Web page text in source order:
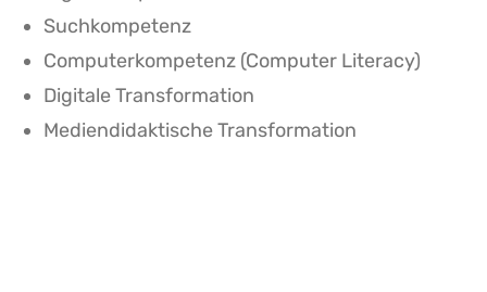
Suchkompetenz
Computerkompetenz (Computer Literacy)
Digitale Transformation
Mediendidaktische Transformation